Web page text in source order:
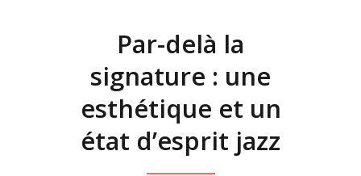
Par-delà la
signature : une
esthétique et un
état d’esprit jazz